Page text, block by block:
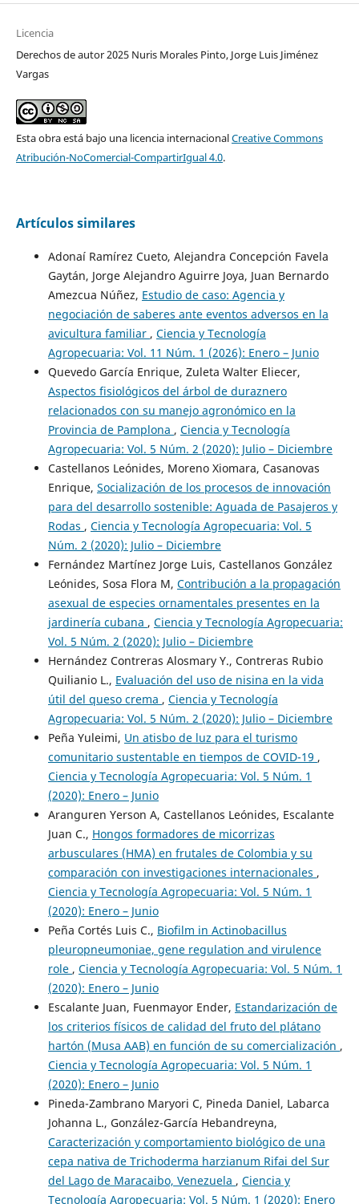
Licencia
Derechos de autor 2025 Nuris Morales Pinto, Jorge Luis Jiménez
Vargas
Esta obra está bajo una licencia internacionalCreative Commons
Atribución-NoComercial-CompartirIgual 4.0.
Artículos similares
Adonaí Ramírez Cueto, Alejandra Concepción Favela
Gaytán, Jorge Alejandro Aguirre Joya, Juan Bernardo
Amezcua Núñez, Estudio de caso: Agencia y
negociación de saberes ante eventos adversos en la
avicultura familiar , Ciencia y Tecnología
Agropecuaria: Vol. 11 Núm. 1 (2026): Enero – Junio
Quevedo García Enrique, Zuleta Walter Eliecer,
Aspectos fisiológicos del árbol de duraznero
relacionados con su manejo agronómico en la
Provincia de Pamplona , Ciencia y Tecnología
Agropecuaria: Vol. 5 Núm. 2 (2020): Julio – Diciembre
Castellanos Leónides, Moreno Xiomara, Casanovas
Enrique, Socialización de los procesos de innovación
para del desarrollo sostenible: Aguada de Pasajeros y
Rodas , Ciencia y Tecnología Agropecuaria: Vol. 5
Núm. 2 (2020): Julio – Diciembre
Fernández Martínez Jorge Luis, Castellanos González
Leónides, Sosa Flora M, Contribución a la propagación
asexual de especies ornamentales presentes en la
jardinería cubana , Ciencia y Tecnología Agropecuaria:
Vol. 5 Núm. 2 (2020): Julio – Diciembre
Hernández Contreras Alosmary Y., Contreras Rubio
Quilianio L., Evaluación del uso de nisina en la vida
útil del queso crema , Ciencia y Tecnología
Agropecuaria: Vol. 5 Núm. 2 (2020): Julio – Diciembre
Peña Yuleimi, Un atisbo de luz para el turismo
comunitario sustentable en tiempos de COVID-19 ,
Ciencia y Tecnología Agropecuaria: Vol. 5 Núm. 1
(2020): Enero – Junio
Aranguren Yerson A, Castellanos Leónides, Escalante
Juan C., Hongos formadores de micorrizas
arbusculares (HMA) en frutales de Colombia y su
comparación con investigaciones internacionales ,
Ciencia y Tecnología Agropecuaria: Vol. 5 Núm. 1
(2020): Enero – Junio
Peña Cortés Luis C., Biofilm in Actinobacillus
pleuropneumoniae, gene regulation and virulence
role , Ciencia y Tecnología Agropecuaria: Vol. 5 Núm. 1
(2020): Enero – Junio
Escalante Juan, Fuenmayor Ender, Estandarización de
los criterios físicos de calidad del fruto del plátano
hartón (Musa AAB) en función de su comercialización ,
Ciencia y Tecnología Agropecuaria: Vol. 5 Núm. 1
(2020): Enero – Junio
Pineda-Zambrano Maryori C, Pineda Daniel, Labarca
Johanna L., González-García Hebandreyna,
Caracterización y comportamiento biológico de una
cepa nativa de Trichoderma harzianum Rifai del Sur
del Lago de Maracaibo, Venezuela , Ciencia y
Tecnología Agropecuaria: Vol. 5 Núm. 1 (2020): Enero